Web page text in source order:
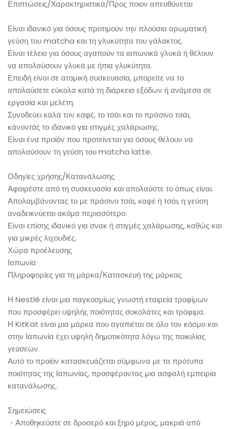
Επιπτώσεις/Χαρακτηριστικά/Προς ποιον απευθύνεται
Είναι ιδανικό για όσους προτιμούν την πλούσια αρωματική
γεύση του matcha και τη γλυκύτητα του γάλακτος.
Είναι τέλειο για όσους αγαπούν τα ιαπωνικά γλυκά ή θέλουν
να απολαύσουν γλυκά με ήπια γλυκύτητα.
Επειδή είναι σε ατομική συσκευασία, μπορείτε να το
απολαύσετε εύκολα κατά τη διάρκεια εξόδων ή ανάμεσα σε
εργασία και μελέτη.
Συνοδεύει καλά τον καφέ, το τσάι και το πράσινο τσάι,
κάνοντάς το ιδανικό για στιγμές χαλάρωσης.
Είναι ένα προϊόν που προτείνεται για όσους θέλουν να
απολαύσουν τη γεύση του matcha latte.
Οδηγίες χρήσης/Κατανάλωσης
Αφαιρέστε από τη συσκευασία και απολαύστε το όπως είναι.
Απολαμβάνοντας το με πράσινο τσάι, καφέ ή τσάι, η γεύση
αναδεικνύεται ακόμα περισσότερο.
Είναι επίσης ιδανικό για σνακ ή στιγμές χαλάρωσης, καθώς και
για μικρές λιχουδιές.
Χώρα προέλευσης
Ιαπωνία
Πληροφορίες για τη μάρκα/Κατασκευή της μάρκας
Η Nestlé είναι μια παγκοσμίως γνωστή εταιρεία τροφίμων
που προσφέρει υψηλής ποιότητας σοκολάτες και τρόφιμα.
Η KitKat είναι μια μάρκα που αγαπιέται σε όλο τον κόσμο και
στην Ιαπωνία έχει υψηλή δημοτικότητα λόγω της ποικιλίας
γεύσεων.
Αυτό το προϊόν κατασκευάζεται σύμφωνα με τα πρότυπα
ποιότητας της Ιαπωνίας, προσφέροντας μια ασφαλή εμπειρία
κατανάλωσης.
Σημειώσεις
・Αποθηκεύστε σε δροσερό και ξηρό μέρος, μακριά από